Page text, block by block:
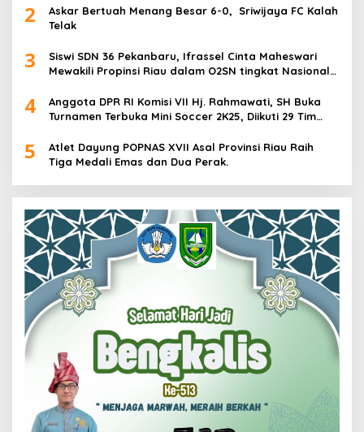
2
Askar Bertuah Menang Besar 6-0, Sriwijaya FC Kalah
Telak
3
Siswi SDN 36 Pekanbaru, Ifrassel Cinta Maheswari
Mewakili Propinsi Riau dalam O2SN tingkat Nasional
4
Anggota DPR RI Komisi VII Hj. Rahmawati, SH Buka
Turnamen Terbuka Mini Soccer 2K25, Diikuti 29 Tim
5
Atlet Dayung POPNAS XVII Asal Provinsi Riau Raih
Tiga Medali Emas dan Dua Perak.